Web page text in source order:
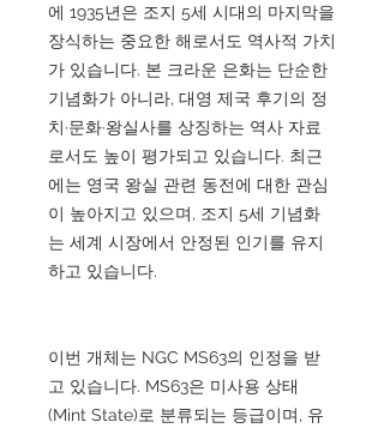
에 1935년은 조지 5세 시대의 마지막을
장식하는 중요한 해로서도 역사적 가치
가 있습니다. 본 크라운 은화는 단순한
기념화가 아니라, 대영 제국 후기의 정
치·문화·왕실사를 상징하는 역사 자료
로서도 높이 평가되고 있습니다. 최근
에는 영국 왕실 관련 동전에 대한 관심
이 높아지고 있으며, 조지 5세 기념화
는 세계 시장에서 안정된 인기를 유지
하고 있습니다.
이번 개체는 NGC MS63의 인정을 받
고 있습니다. MS63은 미사용 상태
(Mint State)로 분류되는 등급이며, 유